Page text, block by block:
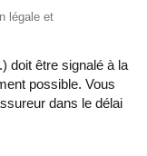
légale et
doit être signalé à la
possible. Vous
dans le délai